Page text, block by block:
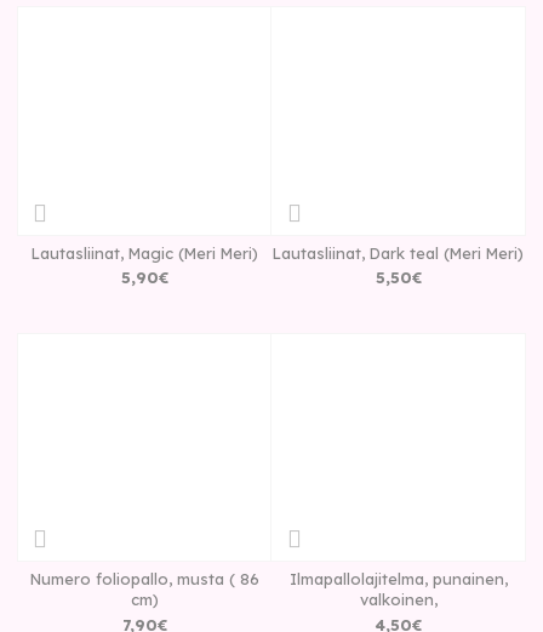
Lautasliinat, Magic (Meri Meri)
5,90€
Lautasliinat, Dark teal (Meri Meri)
5,50€
Numero foliopallo, musta ( 86
cm)
7,90€
Ilmapallolajitelma, punainen,
valkoinen,
4,50€